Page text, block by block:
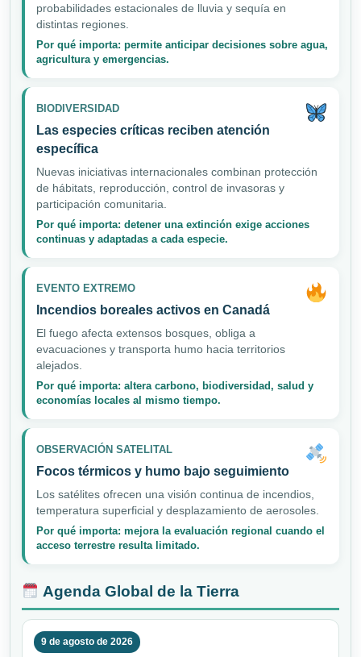
probabilidades estacionales de lluvia y sequía en
distintas regiones.
Por qué importa: permite anticipar decisiones sobre agua,
agricultura y emergencias.
BIODIVERSIDAD
Las especies críticas reciben atención
específica
Nuevas iniciativas internacionales combinan protección
de hábitats, reproducción, control de invasoras y
participación comunitaria.
Por qué importa: detener una extinción exige acciones
continuas y adaptadas a cada especie.
EVENTO EXTREMO
Incendios boreales activos en Canadá
El fuego afecta extensos bosques, obliga a
evacuaciones y transporta humo hacia territorios
alejados.
Por qué importa: altera carbono, biodiversidad, salud y
economías locales al mismo tiempo.
OBSERVACIÓN SATELITAL
Focos térmicos y humo bajo seguimiento
Los satélites ofrecen una visión continua de incendios,
temperatura superficial y desplazamiento de aerosoles.
Por qué importa: mejora la evaluación regional cuando el
acceso terrestre resulta limitado.
Agenda Global de la Tierra
9 de agosto de 2026